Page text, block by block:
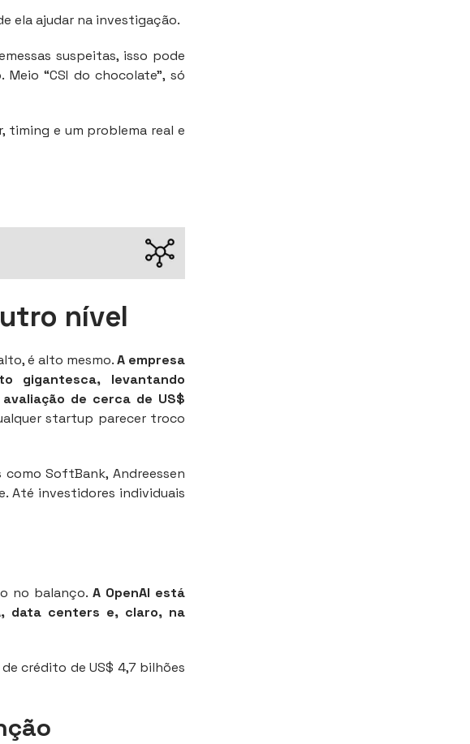
ela ajudar na investigação.
suspeitas, isso pode
“CSI do chocolate”, só
timing e um problema real e
nível
é alto mesmo.A empresa
gigantesca, levantando
de cerca de US$
startup parecer troco
como SoftBank, Andreessen
Até investidores individuais
no balanço. A OpenAI está
data centers e, claro, na
crédito de US$ 4,7 bilhões